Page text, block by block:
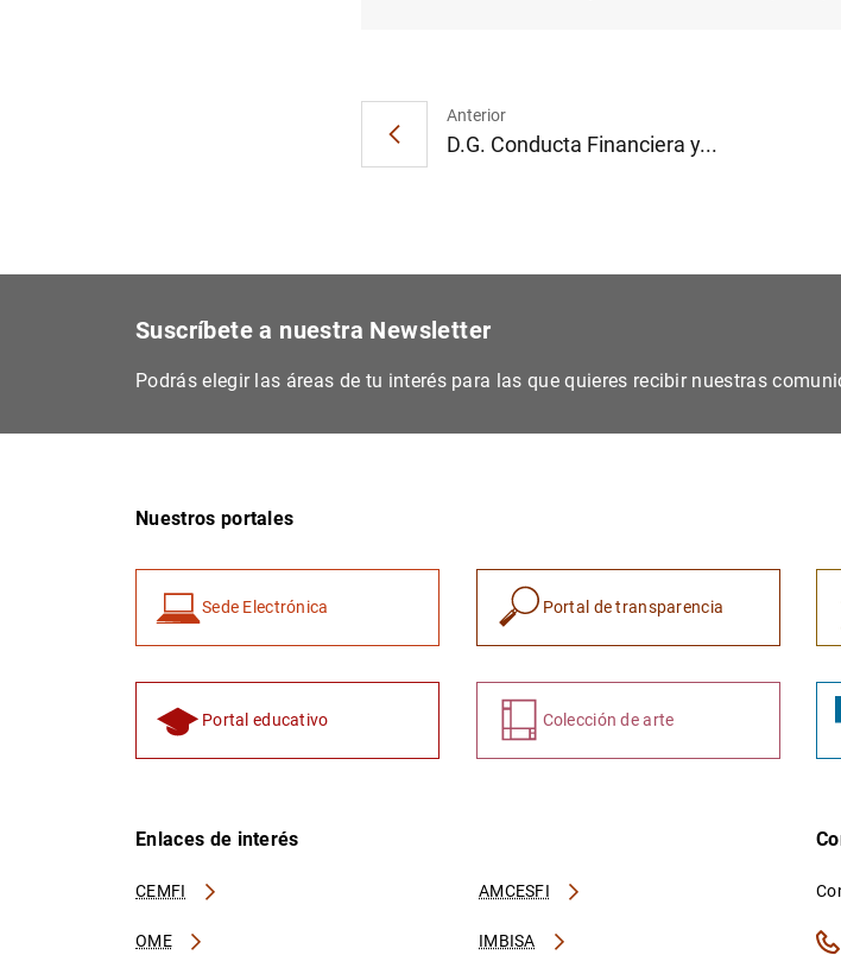
Anterior
D.G. Conducta Financiera y...
Suscríbete a nuestra Newsletter
Podrás elegir las áreas de tu interés para las que quieres recibir nuestras
Nuestros portales
Sede Electrónica Portal de transparencia
Portal educativo Colección de arte
Enlaces de interés
CEMFI AMCESFI
OME IMBISA